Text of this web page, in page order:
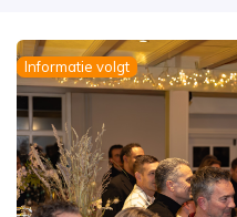
Informatie volgt